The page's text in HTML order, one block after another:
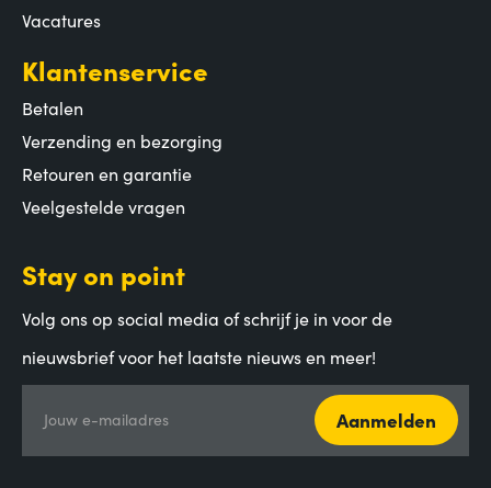
Vacatures
Klantenservice
Betalen
Verzending en bezorging
Retouren en garantie
Veelgestelde vragen
Stay on point
Volg ons op social media of schrijf je in voor de
nieuwsbrief voor het laatste nieuws en meer!
Jouw e-mailadres Aanmelden